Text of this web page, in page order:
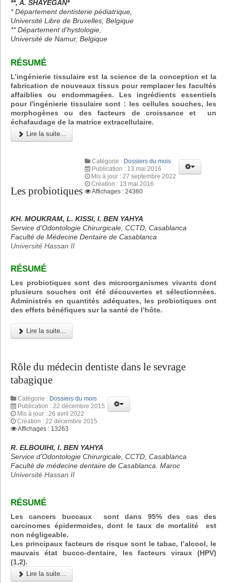
**, A. SHAYEGAN*
* Département dentisterie pédiatrique,
Université Libre de Bruxelles, Belgique
** Département d’hystologie,
Université de Namur, Belgique
RÉSUMÉ
L’ingénierie tissulaire est la science de la conception et la
fabrication de nouveaux tissus pour remplacer les facultés
affaiblies ou endommagées. Les ingrédients essentiels
pour l'ingénierie tissulaire sont : les cellules souches, les
morphogènes ou des facteurs de croissance et un
échafaudage de la matrice extracellulaire.
Lire la suite...
Les probiotiques
Catégorie : Dossiers du mois
Publication : 13 mai 2016
Mis à jour : 27 septembre 2022
Création : 13 mai 2016
Affichages : 24360
KH. MOUKRAM, L. KISSI, I. BEN YAHYA
Service d’Odontologie Chirurgicale, CCTD, Casablanca
Faculté de Médecine Dentaire de Casablanca
Université Hassan II
RÉSUMÉ
Les probiotiques sont des microorganismes vivants dont
plusieurs souches ont été découvertes et sélectionnées.
Administrés en quantités adéquates, les probiotiques ont
des effets bénéfiques sur la santé de l’hôte.
Lire la suite...
Rôle du médecin dentiste dans le sevrage
tabagique
Catégorie : Dossiers du mois
Publication : 22 décembre 2015
Mis à jour : 26 avril 2022
Création : 22 décembre 2015
Affichages : 13263
R. ELBOUIHI, I. BEN YAHYA
Service d’Odontologie Chirurgicale, CCTD, Casablanca
Faculté de médecine dentaire de Casablanca. Maroc
Université Hassan II
RÉSUMÉ
Les cancers buccaux sont dans 95% des cas des
carcinomes épidermoides, dont le taux de mortalité est
non négligeable.
Les principaux facteurs de risque sont le tabac, l’alcool, le
mauvais état bucco-dentaire, les facteurs viraux (HPV)
(1,2).
Lire la suite...